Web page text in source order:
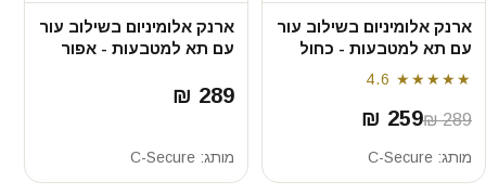
ארנק אלומיניום בשילוב עור
עם תא למטבעות - כחול
★★★★★
4.6
289 ₪
259 ₪
מותג: C-Secure
ארנק אלומיניום בשילוב עור
עם תא למטבעות - אפור
289 ₪
מותג: C-Secure